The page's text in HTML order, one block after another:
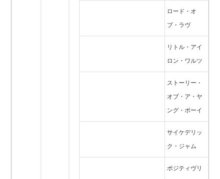
ロード・オ
ブ・ラヴ
リトル・アイ
ロン・ワルツ
ストーリー・
オブ・ア・ヤ
ング・ボーイ
サイケデリッ
ク・ジャム
ポジティヴリ